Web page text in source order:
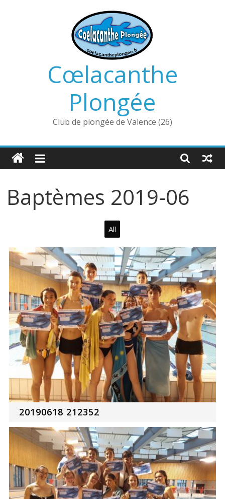
Cœlacanthe
Plongée
Club de plongée de Valence (26)
Baptèmes 2019-06
All
20190618 212352